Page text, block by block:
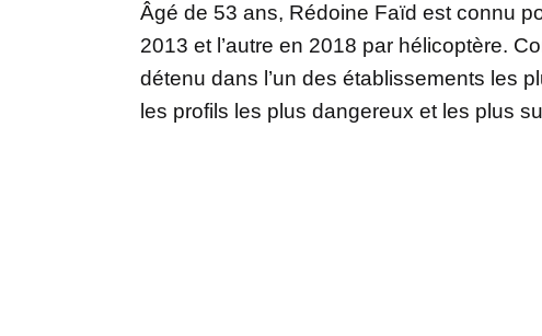
Âgé de 53 ans, Rédoine Faïd est connu
2013 et l’autre en 2018 par hélicoptère.
détenu dans l’un des établissements les
les profils les plus dangereux et les plus